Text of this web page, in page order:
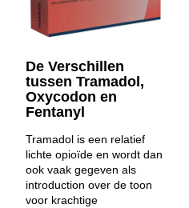
De Verschillen
tussen Tramadol,
Oxycodon en
Fentanyl
Tramadol is een relatief
lichte opioïde en wordt dan
ook vaak gegeven als
introduction over de toon
voor krachtige